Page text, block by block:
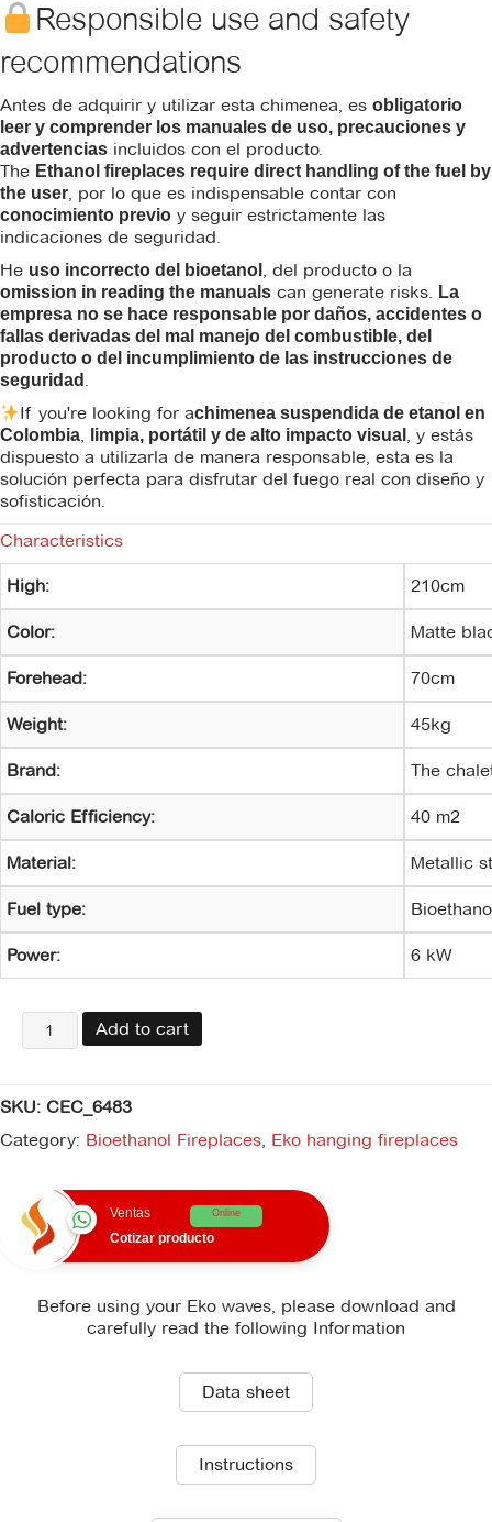
Responsible use and safety
recommendations
Antes de adquirir y utilizar esta chimenea, es obligatorio
leer y comprender los manuales de uso, precauciones y
advertencias incluidos con el producto.
The Ethanol fireplaces require direct handling of the fuel by
the user, por lo que es indispensable contar con
conocimiento previo y seguir estrictamente las
indicaciones de seguridad.
He uso incorrecto del bioetanol , del producto o la
omission in reading the manuals can generate risks. La
empresa no se hace responsable por daños, accidentes o
fallas derivadas del mal manejo del combustible, del
producto o del incumplimiento de las instrucciones de
seguridad .
If you're looking for achimenea suspendida de etanol en
Colombia, limpia, portátil y de alto impacto visual , y estás
dispuesto a utilizarla de manera responsable, esta es la
solución perfecta para disfrutar del fuego real con diseño y
sofisticación.
Characteristics
High: 210cm
Color: Matte
Forehead: 70cm
Weight: 45kg
Brand: The
Caloric Efficiency: 40 m2
Material: Metallic
Fuel type:
Power: 6 kW
Eko
waves
Add to cart
SKU: CEC_6483
Category: Bioethanol Fireplaces, Eko hanging fireplaces
Ventas Online
Cotizar producto
Before using your Eko waves, please download and
carefully read the following Information
Data sheet
Instructions